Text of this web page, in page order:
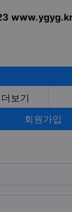
더보기
회원가입